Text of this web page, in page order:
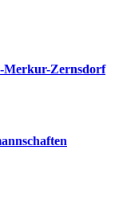
Merkur-Zernsdorf